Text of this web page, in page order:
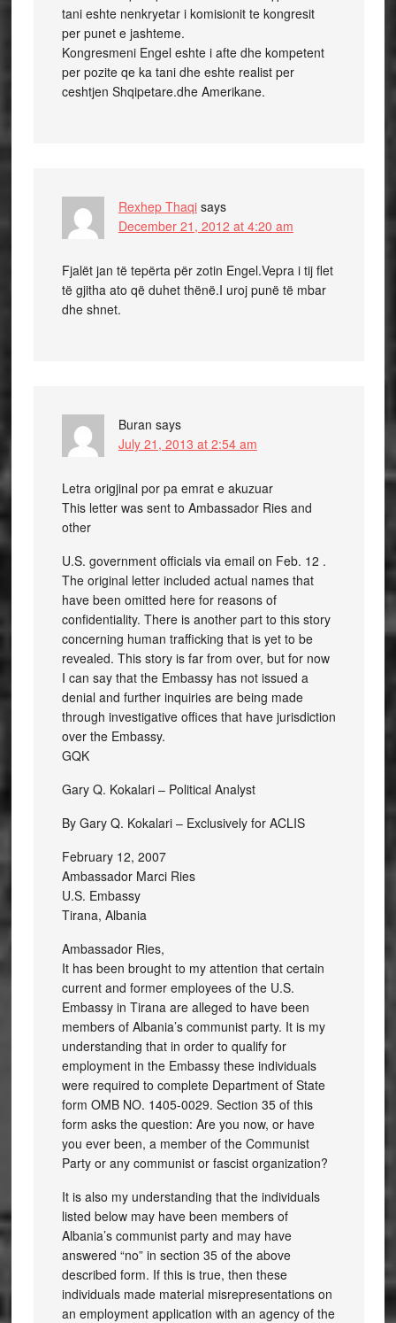
tani eshte nenkryetar i komisionit te kongresit
per punet e jashteme.
Kongresmeni Engel eshte i afte dhe kompetent
per pozite qe ka tani dhe eshte realist per
ceshtjen Shqipetare.dhe Amerikane.
Rexhep Thaqi says
December 21, 2012 at 4:20 am
Fjalët jan të tepërta për zotin Engel.Vepra i tij flet
të gjitha ato që duhet thënë.I uroj punë të mbar
dhe shnet.
Buran says
July 21, 2013 at 2:54 am
Letra origjinal por pa emrat e akuzuar
This letter was sent to Ambassador Ries and
other
U.S. government officials via email on Feb. 12 .
The original letter included actual names that
have been omitted here for reasons of
confidentiality. There is another part to this story
concerning human trafficking that is yet to be
revealed. This story is far from over, but for now
I can say that the Embassy has not issued a
denial and further inquiries are being made
through investigative offices that have jurisdiction
over the Embassy.
GQK
Gary Q. Kokalari – Political Analyst
By Gary Q. Kokalari – Exclusively for ACLIS
February 12, 2007
Ambassador Marci Ries
U.S. Embassy
Tirana, Albania
Ambassador Ries,
It has been brought to my attention that certain
current and former employees of the U.S.
Embassy in Tirana are alleged to have been
members of Albania’s communist party. It is my
understanding that in order to qualify for
employment in the Embassy these individuals
were required to complete Department of State
form OMB NO. 1405-0029. Section 35 of this
form asks the question: Are you now, or have
you ever been, a member of the Communist
Party or any communist or fascist organization?
It is also my understanding that the individuals
listed below may have been members of
Albania’s communist party and may have
answered “no” in section 35 of the above
described form. If this is true, then these
individuals made material misrepresentations on
an employment application with an agency of the